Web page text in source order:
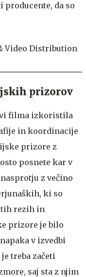
producente, da so
prizorov
filma izkoristila
in koordinacije
prizore z
posnete kar v
z večino
ki so
rezih in
prizore je bilo
v izvedbi
treba začeti
saj sta z njim